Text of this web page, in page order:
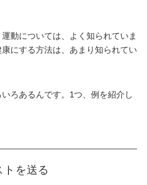
動については、よく知られていま
にする方法は、あまり知られてい
ろあるんです。1つ、例を紹介し
を送る